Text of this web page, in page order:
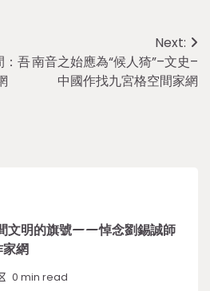
：吾
Next:
南音之始應為“候人猗”–文史–
中國作找九宮格空間家網
文明的旗號——悼念劉錫誠師
網
0 min read